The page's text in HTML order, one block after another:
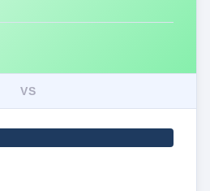
VS